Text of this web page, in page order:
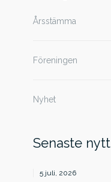
Årsstämma
Föreningen
Nyhet
Senaste nytt
5 juli, 2026